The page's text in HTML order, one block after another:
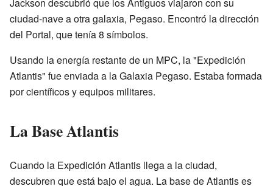
ciudad-nave a otra galaxia, Pegaso. Encontró la dirección
del Portal, que tenía 8 símbolos.
Usando la energía restante de un MPC, la "Expedición
Atlantis" fue enviada a la Galaxia Pegaso. Estaba formada
por científicos y equipos militares.
La Base Atlantis
Cuando la Expedición Atlantis llega a la ciudad,
descubren que está bajo el agua. La base de Atlantis es